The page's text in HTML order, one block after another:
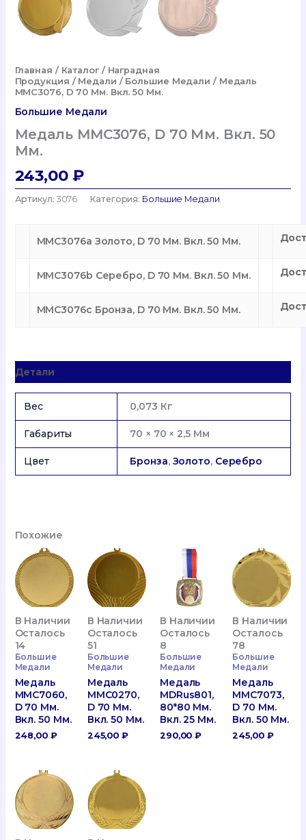
Главная / Каталог/ Наградная
Продукция / Медали / Большие Медали / Медаль
MMC3076, D 70 Мм. Вкл. 50 Мм.
Большие Медали
Медаль MMC3076, D 70 Мм. Вкл. 50
Мм.
243,00 ₽
Артикул: 3076 Категория: Большие Медали
MMC3076a Золото, D 70 Мм. Вкл. 50 Мм.
MMC3076b Серебро, D 70 Мм. Вкл. 50 Мм.
MMC3076c Бронза, D 70 Мм. Вкл. 50 Мм.
Детали
Вес 0,073 Кг
Габариты 70 × 70 × 2,5 Мм
Цвет Бронза, Золото, Серебро
Похожие
В Наличии
Осталось
14
Большие
Медали
Медаль
MMC7060,
D 70 Мм.
Вкл. 50 Мм.
248,00 ₽
В Наличии
Осталось
51
Большие
Медали
Медаль
MMC0270,
D 70 Мм.
Вкл. 50 Мм.
245,00₽
В Наличии
Осталось
8
Большие
Медали
Медаль
MDRus801,
80*80 Мм.
Вкл. 25 Мм.
290,00₽
В Наличии
Осталось
78
Большие
Медали
Медаль
MMC7073,
D 70 Мм.
Вкл. 50 Мм.
245,00 ₽